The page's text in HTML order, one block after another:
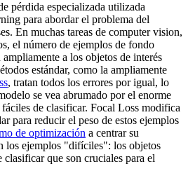
pérdida especializada utilizada
para abordar el problema del
En muchas tareas de computer vision,
el número de ejemplos de fondo
a los objetos de interés
estándar, como la ampliamente
, tratan todos los errores por igual, lo
se vea abrumado por el enorme
de clasificar. Focal Loss modifica
para reducir el peso de estos ejemplos
de optimización a centrar su
los ejemplos "difíciles": los objetos
que son cruciales para el